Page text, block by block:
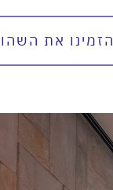
הזמינו את